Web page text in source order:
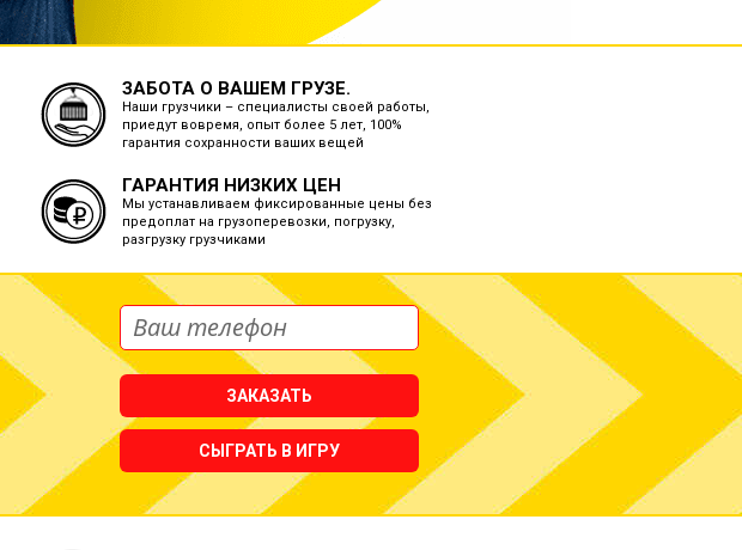
ЗАБОТА О ВАШЕМ ГРУЗЕ.
Наши грузчики – специалисты своей работы,
приедут вовремя, опыт более 5 лет, 100%
гарантия сохранности ваших вещей
ГАРАНТИЯ НИЗКИХ ЦЕН
Мы устанавливаем фиксированные цены без
предоплат на грузоперевозки, погрузку,
разгрузку грузчиками
ЗАКАЗАТЬ
СЫГРАТЬ В ИГРУ